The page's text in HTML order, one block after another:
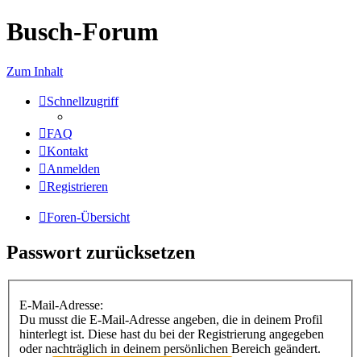
Busch-Forum
Zum Inhalt
Schnellzugriff
FAQ
Kontakt
Anmelden
Registrieren
Foren-Übersicht
Passwort zurücksetzen
E-Mail-Adresse:
Du musst die E-Mail-Adresse angeben, die in deinem Profil
hinterlegt ist. Diese hast du bei der Registrierung angegeben
oder nachträglich in deinem persönlichen Bereich geändert.